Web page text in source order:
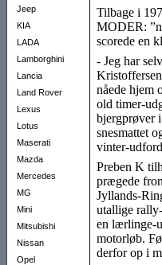
Jeep
KIA
LADA
Lamborghini
Lancia
Land Rover
Lexus
Lotus
Maserati
Mazda
Mercedes
MG
Mini
Mitsubishi
Nissan
Opel
Tilbage i
MODER:
scorede en
- Jeg har
nåede hjem
old timer-
bjergprøver
snesmattet
vinter-
Preben K
prægede
Jyllands-
utallige
en lærlinge-
motorløb.
derfor op i